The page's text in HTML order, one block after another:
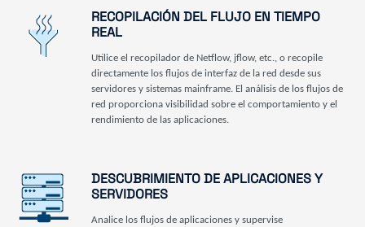
RECOPILACIÓN DEL FLUJO EN TIEMPO
REAL
Utilice el recopilador de Netflow, jflow, etc., o recopile
directamente los flujos de interfaz de la red desde sus
servidores y sistemas mainframe. El análisis de los flujos de
red proporciona visibilidad sobre el comportamiento y el
rendimiento de las aplicaciones.
DESCUBRIMIENTO DE APLICACIONES Y
SERVIDORES
Analice los flujos de aplicaciones y supervise